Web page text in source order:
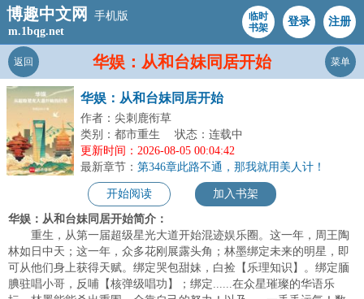
博趣中文网
手机版
m.1bqg.net
临时
书架
登录 注册
华娱：从和台妹同居开始
返回 菜单
华娱：从和台妹同居开始
作者：尖刺鹿衔草
类别：都市重生
状态：连载中
更新时间：2026-08-05 00:04:42
最新章节： 第346章此路不通，那我就用美人计！
开始阅读 加入书架
华娱：从和台妹同居开始简介：
重生，从第一届超级星光大道开始混迹娱乐圈。这一年，周王陶
林如日中天；这一年，众多花刚展露头角；林墨绑定未来的明星，即
可从他们身上获得天赋。绑定哭包甜妹，白捡【乐理知识】。绑定腼
腆驻唱小哥，反哺【核弹级唱功】；绑定......在众星璀璨的华语乐